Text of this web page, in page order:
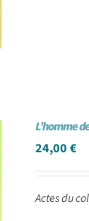
L’homme
24,00€
Actes du